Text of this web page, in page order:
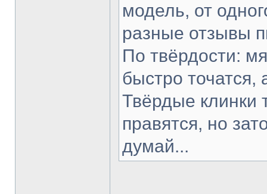
модель, от
разные отзывы
По твёрдости:
быстро точатся,
Твёрдые клинки
правятся, но
думай...